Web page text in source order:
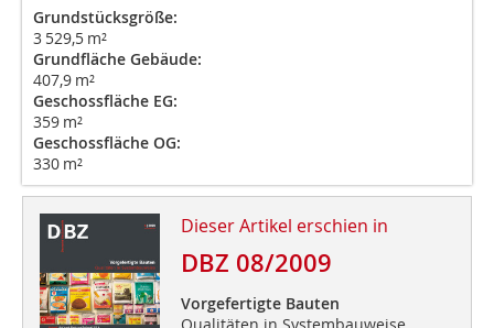
Grundstücksgröße:
3 529,5 m²
Grundfläche Gebäude:
407,9 m²
Geschossfläche EG:
359 m²
Geschossfläche OG:
330 m²
Dieser Artikel erschien in
DBZ 08/2009
Vorgefertigte Bauten